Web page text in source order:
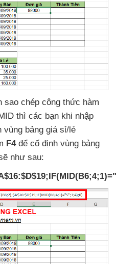
sao chép công thức hàm
thì các bạn khi nhập
vùng bảng giá sỉ/lẻ
F4 để cố định vùng bảng
như sau: